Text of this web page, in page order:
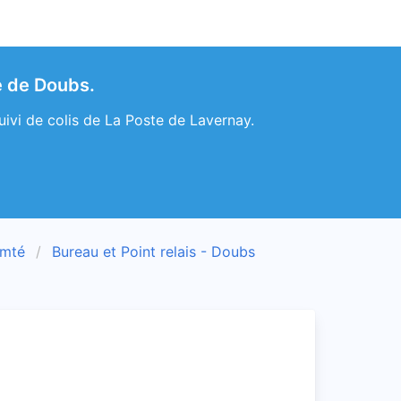
de Doubs.
de colis de La Poste de Lavernay.
Bureau et Point relais - Doubs